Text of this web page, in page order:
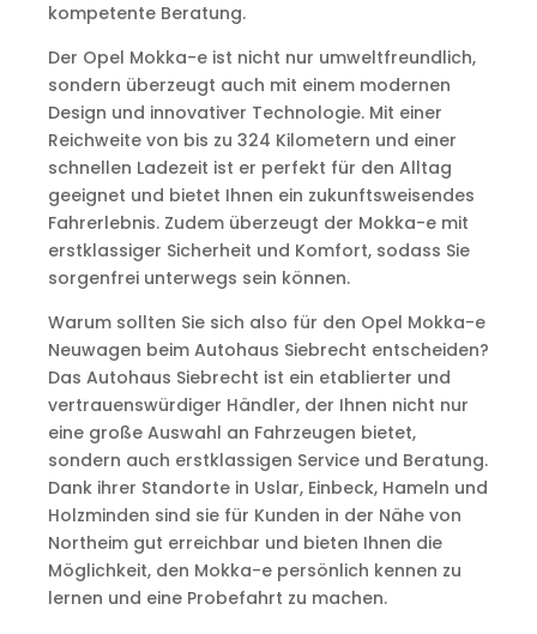
kompetente Beratung.
Der Opel Mokka-e ist nicht nur umweltfreundlich,
sondern überzeugt auch mit einem modernen
Design und innovativer Technologie. Mit einer
Reichweite von bis zu 324 Kilometern und einer
schnellen Ladezeit ist er perfekt für den Alltag
geeignet und bietet Ihnen ein zukunftsweisendes
Fahrerlebnis. Zudem überzeugt der Mokka-e mit
erstklassiger Sicherheit und Komfort, sodass Sie
sorgenfrei unterwegs sein können.
Warum sollten Sie sich also für den Opel Mokka-e
Neuwagen beim Autohaus Siebrecht entscheiden?
Das Autohaus Siebrecht ist ein etablierter und
vertrauenswürdiger Händler, der Ihnen nicht nur
eine große Auswahl an Fahrzeugen bietet,
sondern auch erstklassigen Service und Beratung.
Dank ihrer Standorte in Uslar, Einbeck, Hameln und
Holzminden sind sie für Kunden in der Nähe von
Northeim gut erreichbar und bieten Ihnen die
Möglichkeit, den Mokka-e persönlich kennen zu
lernen und eine Probefahrt zu machen.